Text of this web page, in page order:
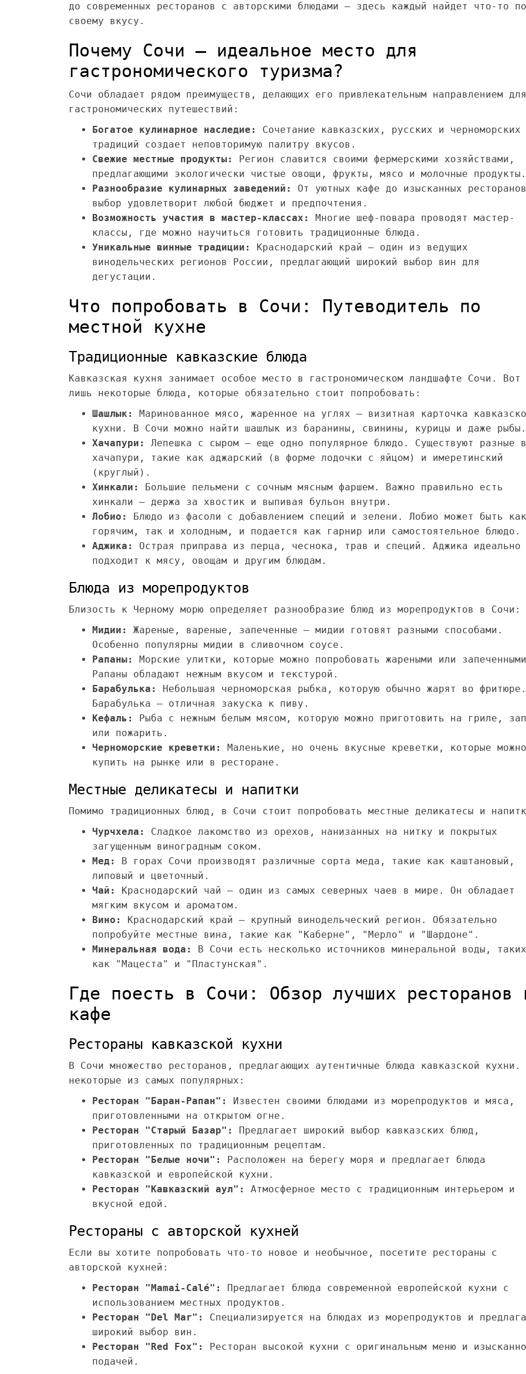
до современных ресторанов с авторскими блюдами – здесь каждый найдет что-то по
своему вкусу.
Почему Сочи – идеальное место для
гастрономического туризма?
Сочи обладает рядом преимуществ, делающих его привлекательным направлением для
гастрономических путешествий:
Богатое кулинарное наследие:
Сочетание кавказских, русских и черноморских
традиций создает неповторимую палитру вкусов.
Свежие местные продукты:
Регион славится своими фермерскими хозяйствами,
предлагающими экологически чистые овощи, фрукты, мясо и молочные продукты.
Разнообразие кулинарных заведений:
От уютных кафе до изысканных
выбор удовлетворит любой бюджет и предпочтения.
Возможность участия в мастер-классах:
Многие шеф-повара проводят мастер-
классы, где можно научиться готовить традиционные блюда.
Уникальные винные традиции:
Краснодарский край – один из ведущих
винодельческих регионов России, предлагающий широкий выбор вин для
дегустации.
Что попробовать в Сочи: Путеводитель по
местной кухне
Традиционные кавказские блюда
Кавказская кухня занимает особое место в гастрономическом ландшафте Сочи. Вот
лишь некоторые блюда, которые обязательно стоит попробовать:
Шашлык:
Маринованное мясо, жаренное на углях – визитная карточка
кухни. В Сочи можно найти шашлык из баранины, свинины, курицы и даже рыбы.
Хачапури:
Лепешка с сыром – еще одно популярное блюдо. Существуют разные
хачапури, такие как аджарский (в форме лодочки с яйцом) и имеретинский
(круглый).
Хинкали:
Большие пельмени с сочным мясным фаршем. Важно правильно есть
хинкали – держа за хвостик и выпивая бульон внутри.
Лобио:
Блюдо из фасоли с добавлением специй и зелени. Лобио может быть как
горячим, так и холодным, и подается как гарнир или самостоятельное блюдо.
Аджика:
Острая приправа из перца, чеснока, трав и специй. Аджика идеально
подходит к мясу, овощам и другим блюдам.
Блюда из морепродуктов
Близость к Черному морю определяет разнообразие блюд из морепродуктов в Сочи:
Мидии:
Жареные, вареные, запеченные – мидии готовят разными способами.
Особенно популярны мидии в сливочном соусе.
Рапаны:
Морские улитки, которые можно попробовать жареными или
Рапаны обладают нежным вкусом и текстурой.
Барабулька:
Небольшая черноморская рыбка, которую обычно жарят во фритюре.
Барабулька – отличная закуска к пиву.
Кефаль:
Рыба с нежным белым мясом, которую можно приготовить на гриле,
или пожарить.
Черноморские креветки:
Маленькие, но очень вкусные креветки, которые можно
купить на рынке или в ресторане.
Местные деликатесы и напитки
Помимо традиционных блюд, в Сочи стоит попробовать местные деликатесы и
Чурчхела:
Сладкое лакомство из орехов, нанизанных на нитку и покрытых
загущенным виноградным соком.
Мед:
В горах Сочи производят различные сорта меда, такие как каштановый,
липовый и цветочный.
Чай:
Краснодарский чай – один из самых северных чаев в мире. Он обладает
мягким вкусом и ароматом.
Вино:
Краснодарский край – крупный винодельческий регион. Обязательно
попробуйте местные вина, такие как "Каберне", "Мерло" и "Шардоне".
Минеральная вода:
В Сочи есть несколько источников минеральной воды, таких
как "Мацеста" и "Пластунская".
Где поесть в Сочи: Обзор лучших ресторанов
кафе
Рестораны кавказской кухни
В Сочи множество ресторанов, предлагающих аутентичные блюда кавказской кухни.
некоторые из самых популярных:
Ресторан "Баран-Рапан":
Известен своими блюдами из морепродуктов и мяса,
приготовленными на открытом огне.
Ресторан "Старый Базар":
Предлагает широкий выбор кавказских блюд,
приготовленных по традиционным рецептам.
Ресторан "Белые ночи":
Расположен на берегу моря и предлагает блюда
кавказской и европейской кухни.
Ресторан "Кавказский аул":
Атмосферное место с традиционным интерьером и
вкусной едой.
Рестораны с авторской кухней
Если вы хотите попробовать что-то новое и необычное, посетите рестораны с
авторской кухней:
Ресторан "Mamai-Calé":
Предлагает блюда современной европейской кухни с
использованием местных продуктов.
Ресторан "Del Mar":
Специализируется на блюдах из морепродуктов и
широкий выбор вин.
Ресторан "Red Fox":
Ресторан высокой кухни с оригинальным меню и
подачей.